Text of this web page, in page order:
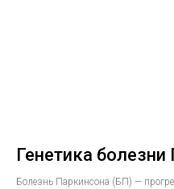
Генетика
Болезнь Паркинсона (БП) —